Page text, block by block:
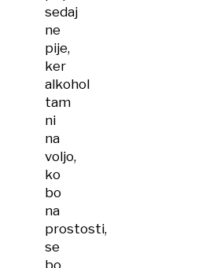
sedaj
ne
pije,
ker
alkohol
tam
ni
na
voljo,
ko
bo
na
prostosti,
se
bo